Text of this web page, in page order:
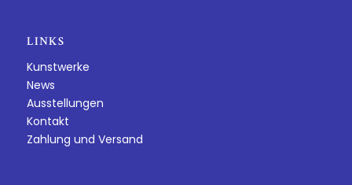
LINKS
Kunstwerke
News
Ausstellungen
Kontakt
Zahlung und Versand